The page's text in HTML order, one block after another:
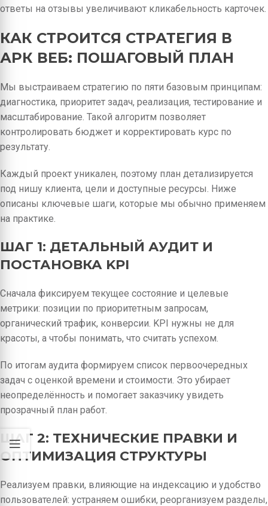
ответы на отзывы увеличивают кликабельность карточек.
КАК СТРОИТСЯ СТРАТЕГИЯ В
АРК ВЕБ: ПОШАГОВЫЙ ПЛАН
Мы выстраиваем стратегию по пяти базовым принципам:
диагностика, приоритет задач, реализация, тестирование и
масштабирование. Такой алгоритм позволяет
контролировать бюджет и корректировать курс по
результату.
Каждый проект уникален, поэтому план детализируется
под нишу клиента, цели и доступные ресурсы. Ниже
описаны ключевые шаги, которые мы обычно применяем
на практике.
ШАГ 1: ДЕТАЛЬНЫЙ АУДИТ И
ПОСТАНОВКА KPI
Сначала фиксируем текущее состояние и целевые
метрики: позиции по приоритетным запросам,
органический трафик, конверсии. KPI нужны не для
красоты, а чтобы понимать, что считать успехом.
По итогам аудита формируем список первоочередных
задач с оценкой времени и стоимости. Это убирает
неопределённость и помогает заказчику увидеть
прозрачный план работ.
ШАГ 2: ТЕХНИЧЕСКИЕ ПРАВКИ И
ОПТИМИЗАЦИЯ СТРУКТУРЫ
Реализуем правки, влияющие на индексацию и удобство
пользователей: устраняем ошибки, реорганизуем разделы,